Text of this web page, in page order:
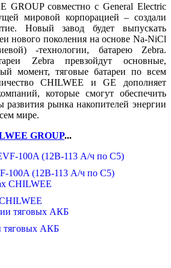
GROUP совместно с General Electric
мировой корпорацией – создали
Новый завод будет выпускать
нового поколения на основе Na-NiCl
-технологии, батарею Zebra.
Zebra превзойдут основные,
момент, тяговые батареи по всем
CHILWEE и GE дополняет
которые смогут обеспечить
развития рынка накопителей энергии
мире.
GROUP...
100A (12В-113 А/ч по С5)
тяговых АКБ